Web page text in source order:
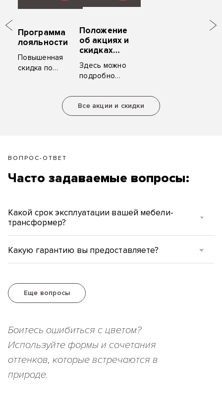
Программа
лояльности
Повышенная
скидка по
рекомендацию.
Положение
об акциях и
скидках
«ZYM
Мебель»
Здесь можно
подробно
с условиями
акций и
скидок.
Все акции и скидки
ВОПРОС-ОТВЕТ
Часто задаваемые вопросы:
Какой срок эксплуатации вашей мебели-
трансформер?
Какую гарантию вы предоставляете?
Еще вопросы
Боитесь ошибиться с цветом?
Используйте формы и сочетания
оттенков, которые встречаются в
природе.